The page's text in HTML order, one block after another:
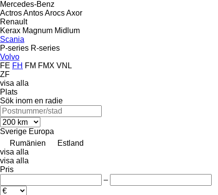
Mercedes-Benz
ActrosAntosArocsAxor
Renault
Kerax Magnum Midlum
Scania
P-series R-series
Volvo
FE FH FM FMX VNL
ZF
visa alla
Plats
Sök inom en radie
Sverige Europa
Rumänien
Estland
visa alla
visa alla
Pris
–